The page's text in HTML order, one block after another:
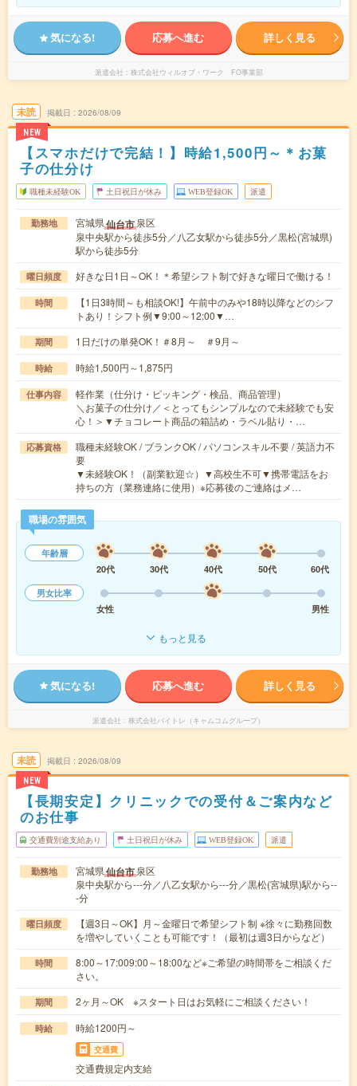
気になる! 応募へ進む 詳しく見る
派遣会社 株式会社ウィルオブ・ワーク FO事業部
未読
NEW
掲載日 2026/08/09
【スマホだけで完結！】時給1,500円～＊お菓
子の仕分け
職種未経験OK 土日祝日が休み WEB登録OK 派遣
勤務地 宮城県仙台市泉区
泉中央駅から徒歩5分／八乙女駅から徒歩5分／黒松(宮城県)
駅から徒歩5分
曜日頻度 好きな日1日～OK！＊希望シフト制で好きな曜日で働ける！
時間
【1日3時間～も相談OK!】午前中のみや18時以降などのシフ
トあり！シフト例▼9:00～12:00▼…
期間 1日だけの単発OK！＃8月～ ＃9月～
時給 時給1,500円～1,875円
仕事内容
軽作業（仕分け・ピッキング・検品、商品管理）
＼お菓子の仕分け／＜とってもシンプルなので未経験でも安
心！＞▼チョコレート商品の箱詰め・ラベル貼り・…
応募資格
職種未経験OK / ブランクOK / パソコンスキル不要 / 英語力不
要
▼未経験OK！（副業歓迎☆）▼高校生不可▼携帯電話をお
持ちの方（業務連絡に使用）※応募後のご連絡はメ…
職場の雰囲気
年齢層
20代
30代 40代 50代
60代
男女比率
女性
男性
もっと見る
気になる! 応募へ進む 詳しく見る
派遣会社 株式会社バイトレ（キャムコムグループ）
未読
NEW
掲載日 2026/08/09
【長期安定】クリニックでの受付＆ご案内など
のお仕事
交通費別途支給あり 土日祝日が休み WEB登録OK 派遣
勤務地 宮城県仙台市泉区
泉中央駅から---分／八乙女駅から---分／黒松(宮城県)駅から--
-分
曜日頻度
【週3日～OK】月～金曜日で希望シフト制 ※徐々に勤務回数
を増やしていくことも可能です！（最初は週3日からなど）
時間
8:00～17:009:00～18:00など※ご希望の時間帯をご相談くだ
さい。
期間 2ヶ月～OK ※スタート日はお気軽にご相談ください！
時給 時給1200円～
交通費
交通費規定内支給